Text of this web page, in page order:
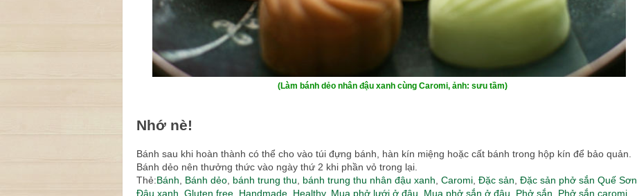
(Làm bánh dẻo nhân đậu xanh cùng Caromi, ảnh: sưu tầm)
Nhớ nè!
Bánh sau khi hoàn thành có thể cho vào túi đựng bánh, hàn kín miệng hoặc cất bánh trong hộp kín để bảo quản.
Bánh dẻo nên thưởng thức vào ngày thứ 2 khi phần vỏ trong lại.
Thẻ:Bánh Bánh dẻo bánh trung thu bánh trung thu nhân đậu xanh Caromi Đặc sản Đặc sản phở sắn Quế Sơn
Đậu xanh Gluten free Handmade Healthy, Mua phở lưới ở đâu Mua phở sắn ở đâu Phở sắn Phở sắn caromi